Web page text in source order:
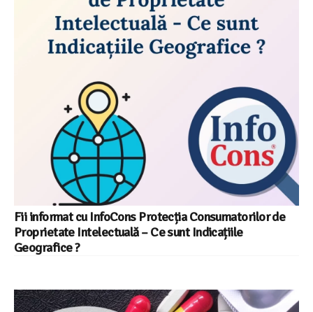
Fii informat cu InfoCons Protecția Consumatorilor de
Proprietate Intelectuală – Ce sunt Indicațiile
Geografice ?